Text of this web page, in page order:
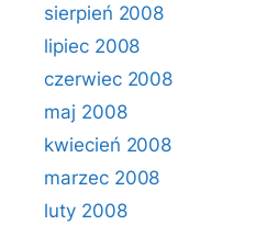
sierpień 2008
lipiec 2008
czerwiec 2008
maj 2008
kwiecień 2008
marzec 2008
luty 2008